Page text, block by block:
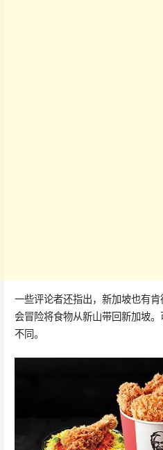
一些评论者还指出，新加坡也有
会冒险将食物从新山带回新加坡
不同。